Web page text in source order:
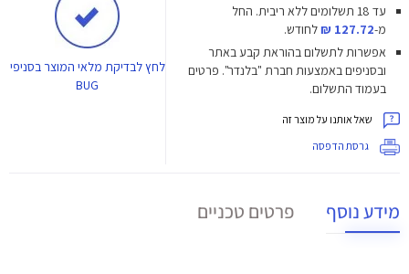
עד 18 תשלומים ללא ריבית.
החל
מ-127.72 ₪
לחודש.
אפשרות לתשלום בהוראת קבע באתר
ובסניפים באמצעות חברת "בלנדר". פרטים
בעמוד התשלום.
שאל אותנו על מוצר זה
גרסת הדפסה
לחץלבדיקת מלאי המוצר בסניפי
BUG
מידע נוסף פרטים טכניים